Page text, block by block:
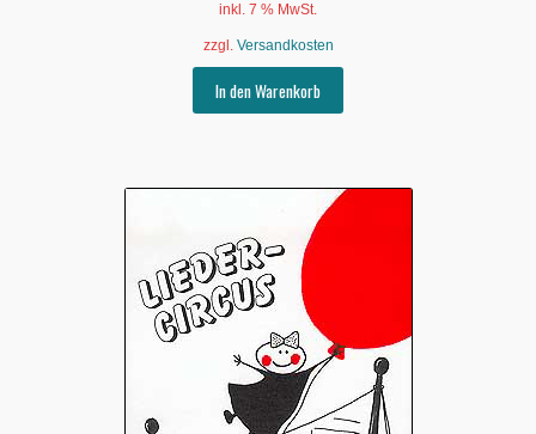
inkl. 7 % MwSt.
zzgl. Versandkosten
In den Warenkorb